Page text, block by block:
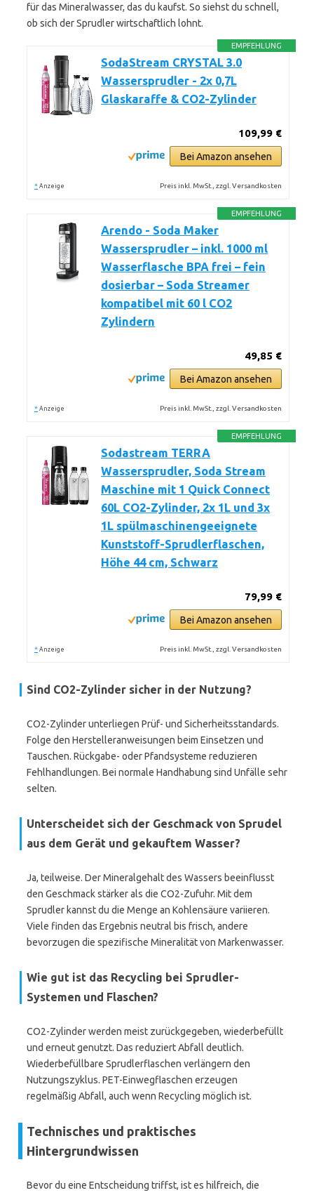
für das Mineralwasser, das du kaufst. So siehst du schnell,
ob sich der Sprudler wirtschaftlich lohnt.
EMPFEHLUNG
SodaStream CRYSTAL 3.0
Wassersprudler - 2x 0,7L
Glaskaraffe & CO2-Zylinder
109,99 €
Bei Amazon ansehen
* Anzeige Preis inkl. MwSt., zzgl. Versandkosten
EMPFEHLUNG
Arendo - Soda Maker
Wassersprudler – inkl. 1000 ml
Wasserflasche BPA frei – fein
dosierbar – Soda Streamer
kompatibel mit 60 l CO2
Zylindern
49,85 €
Bei Amazon ansehen
* Anzeige Preis inkl. MwSt., zzgl. Versandkosten
EMPFEHLUNG
Sodastream TERRA
Wassersprudler, Soda Stream
Maschine mit 1 Quick Connect
60L CO2-Zylinder, 2x 1L und 3x
1L spülmaschinengeeignete
Kunststoff-Sprudlerflaschen,
Höhe 44 cm, Schwarz
79,99 €
Bei Amazon ansehen
* Anzeige Preis inkl. MwSt., zzgl. Versandkosten
Sind CO2-Zylinder sicher in der Nutzung?
CO2-Zylinder unterliegen Prüf- und Sicherheitsstandards.
Folge den Herstelleranweisungen beim Einsetzen und
Tauschen. Rückgabe- oder Pfandsysteme reduzieren
Fehlhandlungen. Bei normale Handhabung sind Unfälle sehr
selten.
Unterscheidet sich der Geschmack von Sprudel
aus dem Gerät und gekauftem Wasser?
Ja, teilweise. Der Mineralgehalt des Wassers beeinflusst
den Geschmack stärker als die CO2-Zufuhr. Mit dem
Sprudler kannst du die Menge an Kohlensäure variieren.
Viele finden das Ergebnis neutral bis frisch, andere
bevorzugen die spezifische Mineralität von Markenwasser.
Wie gut ist das Recycling bei Sprudler-
Systemen und Flaschen?
CO2-Zylinder werden meist zurückgegeben, wiederbefüllt
und erneut genutzt. Das reduziert Abfall deutlich.
Wiederbefüllbare Sprudlerflaschen verlängern den
Nutzungszyklus. PET-Einwegflaschen erzeugen
regelmäßig Abfall, auch wenn Recycling möglich ist.
Technisches und praktisches
Hintergrundwissen
Bevor du eine Entscheidung triffst, ist es hilfreich, die